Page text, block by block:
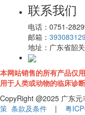
联系我们
电话： 0751-
邮箱：
地址： 广东省韶
本网站销售的所有产品仅
用于人类或动物的临床诊
CopyRight @2025 广东
策 条款及条件 | 粤